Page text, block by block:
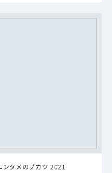
ンタメのブカツ 2021